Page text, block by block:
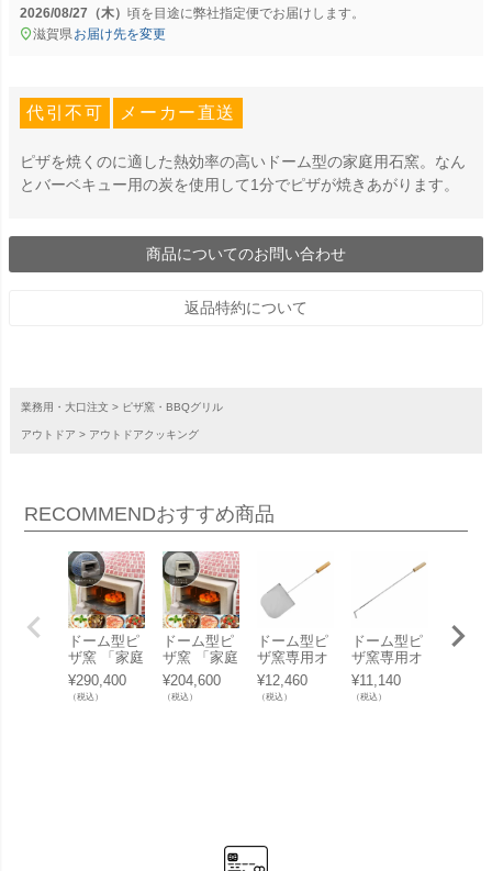
2026/08/27（木） に弊社指定便でお届けします。
滋賀県お届け先を変更
代引不可 メーカー直送
ピザを焼くのに適した熱効率の高いドーム型の家庭用石窯。なん
とバーベキュー用の炭を使用して1分でピザが焼きあがります。
商品についてのお問い合わせ
返品特約について
業務用・大口注文 ピザ窯・BBQグリル
アウトドア アウトドアクッキング
RECOMMENDおすすめ商品
ドーム型ピ
ザ窯 「家庭
用石窯 プチ
キルン カバ
ーセット ※
¥290,400
（税込）
ドーム型ピ
ザ窯 「家庭
用石窯 プチ
キルン カバ
ーセット コ
¥204,600
（税込）
ドーム型ピ
ザ窯専用オ
プション ピ
ザ投入用シ
ャベル 「家
¥12,460
（税込）
ドーム型ピ
ザ窯専用オ
プション
「家庭用石
窯 プチキル
¥11,140
（税込）
ドー